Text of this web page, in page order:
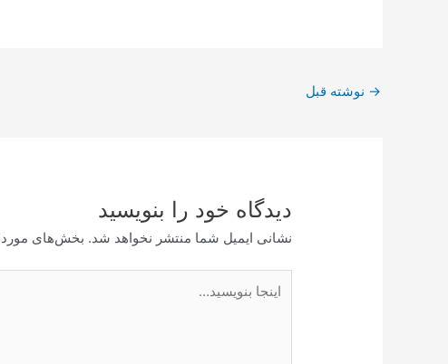
پیمایش
→ نوشته قبل
دیدگاه‌ خود را بنویسید
نشانی ایمیل شما منتشر نخواهد شد. بخش‌های
بنویسید…